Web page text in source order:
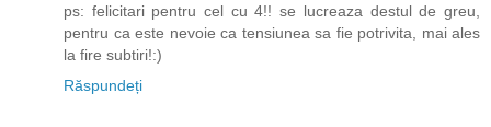
ps: felicitari pentru cel cu 4!! se lucreaza destul de greu,
pentru ca este nevoie ca tensiunea sa fie potrivita, mai ales
la fire subtiri!:)
Răspundeți